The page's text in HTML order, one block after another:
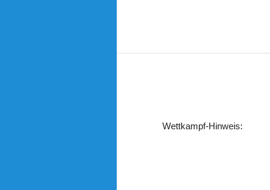
Wettkampf-Hinweis: